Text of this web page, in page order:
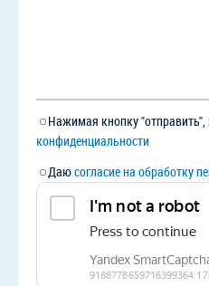
Нажимая кнопку "отправить",
конфиденциальности
Даюсогласие на обработку